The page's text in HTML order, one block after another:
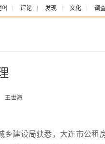
어 评论 发现 文化 调
王世海
建设局获悉，大连市公租